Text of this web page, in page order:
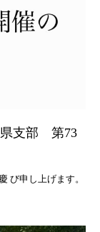
支部 第73
び申し上げます。